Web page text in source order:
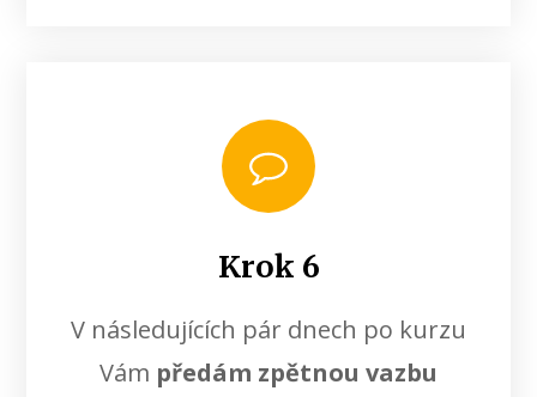
Krok 6
V následujících pár dnech po kurzu
Vám předám zpětnou vazbu